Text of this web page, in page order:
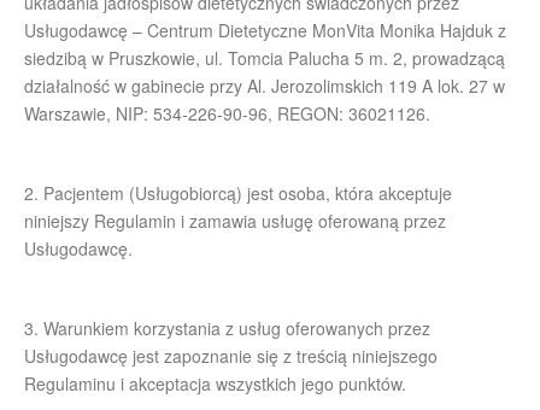
Blog
Regulamin sklepu
F.A.Q.
Kontakt
Usługodawcę – Centrum Dietetyczne MonVita Monika Hajduk z
siedzibą w Pruszkowie, ul. Tomcia Palucha 5 m. 2, prowadzącą
działalność w gabinecie przy Al. Jerozolimskich 119 A lok. 27 w
Warszawie, NIP: 534-226-90-96, REGON: 36021126.
2. Pacjentem (Usługobiorcą) jest osoba, która akceptuje
niniejszy Regulamin i zamawia usługę oferowaną przez
Usługodawcę.
3. Warunkiem korzystania z usług oferowanych przez
Usługodawcę jest zapoznanie się z treścią niniejszego
Regulaminu i akceptacja wszystkich jego punktów.